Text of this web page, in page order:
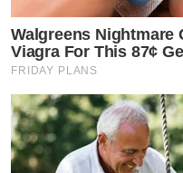
Walgreens Nightmare
Viagra For This 87¢
FRIDAY PLANS